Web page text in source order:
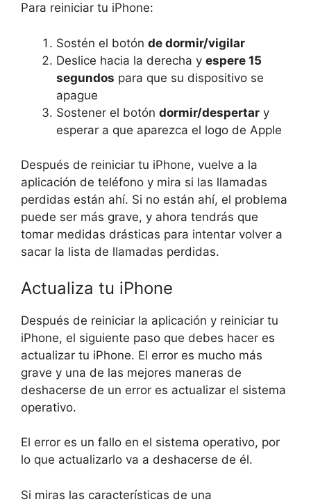
Para reiniciar tu iPhone:
Sostén el botón de dormir/vigilar
Deslice hacia la derecha y espere 15
segundos para que su dispositivo se
apague
Sostener el botón dormir/despertar y
esperar a que aparezca el logo de Apple
Después de reiniciar tu iPhone, vuelve a la
aplicación de teléfono y mira si las llamadas
perdidas están ahí. Si no están ahí, el problema
puede ser más grave, y ahora tendrás que
tomar medidas drásticas para intentar volver a
sacar la lista de llamadas perdidas.
Actualiza tu iPhone
Después de reiniciar la aplicación y reiniciar tu
iPhone, el siguiente paso que debes hacer es
actualizar tu iPhone. El error es mucho más
grave y una de las mejores maneras de
deshacerse de un error es actualizar el sistema
operativo.
El error es un fallo en el sistema operativo, por
lo que actualizarlo va a deshacerse de él.
Si miras las características de una